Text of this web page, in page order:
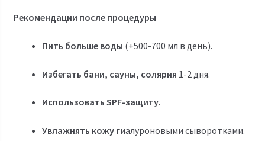
Рекомендации после процедуры
Пить больше воды (+500-700 мл в день).
Избегать бани, сауны, солярия 1-2 дня.
Использовать SPF-защиту.
Увлажнять кожугиалуроновыми сыворотками.